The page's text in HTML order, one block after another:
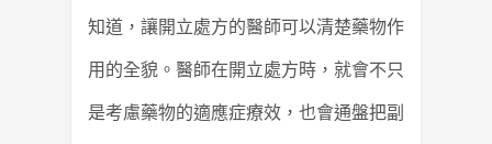
知道，讓開立處方的醫師可以清楚藥物作
用的全貌。醫師在開立處方時，就會不只
是考慮藥物的適應症療效，也會通盤把副